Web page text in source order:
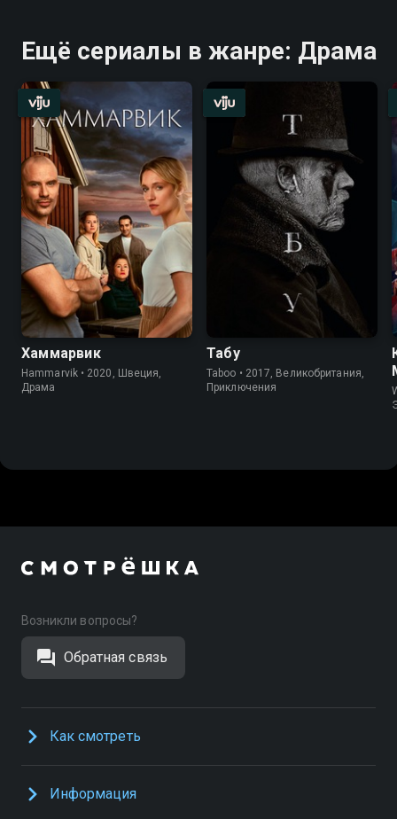
Ещё сериалы в жанре: Драма
Хаммарвик
Hammarvik • 2020, Швеция,
Драма
Табу
Taboo • 2017, Великобритания,
Приключения
Возникли вопросы?
Обратная связь
Как смотреть
Информация